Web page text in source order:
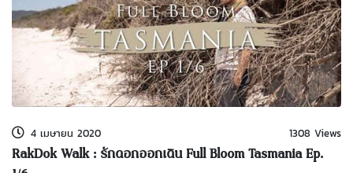
4 เมษายน 2020 1308 Views
RakDok Walk : รักดอกออกเดิน Full Bloom Tasmania Ep.